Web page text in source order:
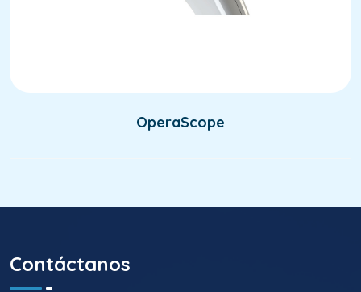
OperaScope
Contáctanos